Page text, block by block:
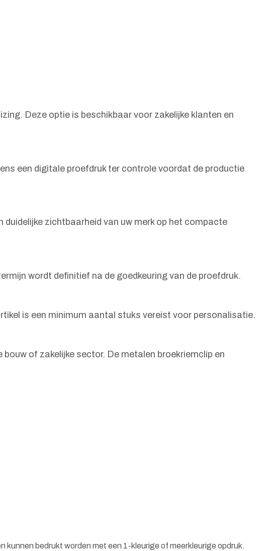
Deze optie is beschikbaar voor zakelijke klanten en
een digitale proefdruk ter controle voordat de productie
zichtbaarheid van uw merk op het compacte
wordt definitief na de goedkeuring van de proefdruk.
is een minimum aantal stuks vereist voor personalisatie.
of zakelijke sector. De metalen broekriemclip en
bedrukt worden met een 1-kleurige of meerkleurige opdruk.